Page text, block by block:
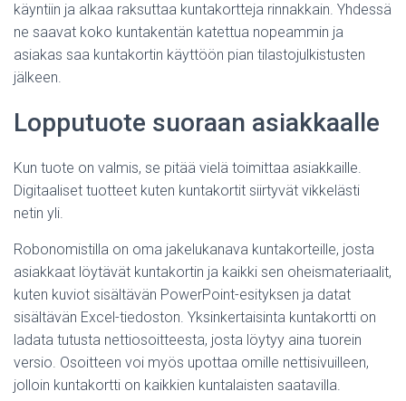
käyntiin ja alkaa raksuttaa kuntakortteja rinnakkain. Yhdessä
ne saavat koko kuntakentän katettua nopeammin ja
asiakas saa kuntakortin käyttöön pian tilastojulkistusten
jälkeen.
Lopputuote suoraan asiakkaalle
Kun tuote on valmis, se pitää vielä toimittaa asiakkaille.
Digitaaliset tuotteet kuten kuntakortit siirtyvät vikkelästi
netin yli.
Robonomistilla on oma jakelukanava kuntakorteille, josta
asiakkaat löytävät kuntakortin ja kaikki sen oheismateriaalit,
kuten kuviot sisältävän PowerPoint-esityksen ja datat
sisältävän Excel-tiedoston. Yksinkertaisinta kuntakortti on
ladata tutusta nettiosoitteesta, josta löytyy aina tuorein
versio. Osoitteen voi myös upottaa omille nettisivuilleen,
jolloin kuntakortti on kaikkien kuntalaisten saatavilla.